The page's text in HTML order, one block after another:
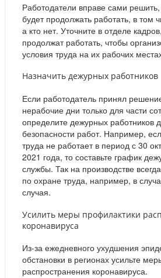
Работодатели вправе сами решить,
будет продолжать работать, в том
а кто нет. Уточните в отделе
продолжат работать, чтобы
условия труда на их рабочих
Назначить дежурных работников
Если работодатель принял
нерабочие дни только для части
определите дежурных работников
безопасности работ. Например,
труда не работает в период с 30
2021 года, то составьте график
службы. Так на производстве
по охране труда, например, в
случая.
Усилить меры профилактики
коронавируса
Из-за ежедневного ухудшения
обстановки в регионах усильте
распространения коронавируса.